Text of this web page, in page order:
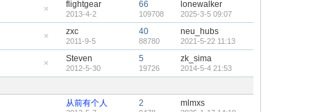
藏
置
帖
flightgear
2013-4-2
66
109708
lonewalker
2025-3-5 09:07
藏
置
帖
zxc
2011-9-5
40
88780
neu_hubs
2021-5-22 11:13
藏
顶
Steven
2012-5-30
5
19726
zk_sima
2014-5-4 21:53
从前有个人 2 mlmxs